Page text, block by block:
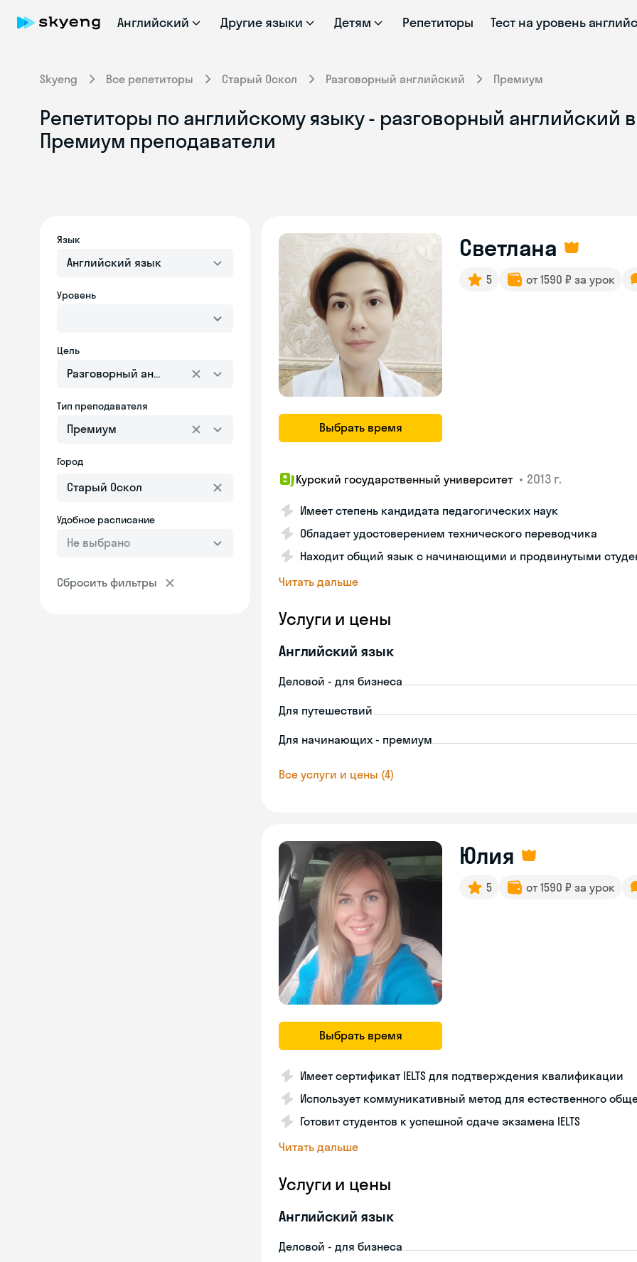
Английский Другие языки Детям Репетиторы Тест на уровень
Skyeng Все репетиторы Старый Оскол Разговорный английский Премиум
Репетиторы по английскому языку - разговорный английский
Премиум преподаватели
Язык
Английский язык
Уровень
Цель
Разговорный английский
Тип преподавателя
Премиум
Город
Удобное расписание
Не выбрано
Сбросить фильтры
Выбрать время
Светлана
5 от 1590 ₽ за урок
Курский государственный университет • 2013 г.
Имеет степень кандидата педагогических наук
Обладает удостоверением технического переводчика
Находит общий язык с начинающими и продвинутыми
Читать дальше
Услуги и цены
Английский язык
Деловой - для бизнеса
Для путешествий
Для начинающих - премиум
Все услуги и цены (4)
Выбрать время
Юлия
5 от 1590 ₽ за урок
Имеет сертификат IELTS для подтверждения квалификации
Использует коммуникативный метод для естественного
Готовит студентов к успешной сдаче экзамена IELTS
Читать дальше
Услуги и цены
Английский язык
Деловой - для бизнеса